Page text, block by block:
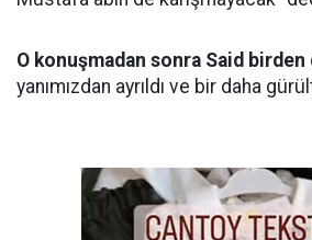
O konuşmadan sonra Said
yanımızdan ayrıldı ve bir daha